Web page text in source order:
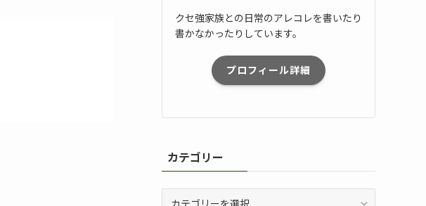
クセ強家族との日常のアレコレを書いたり
書かなかったりしています。
プロフィール詳細
カテゴリー